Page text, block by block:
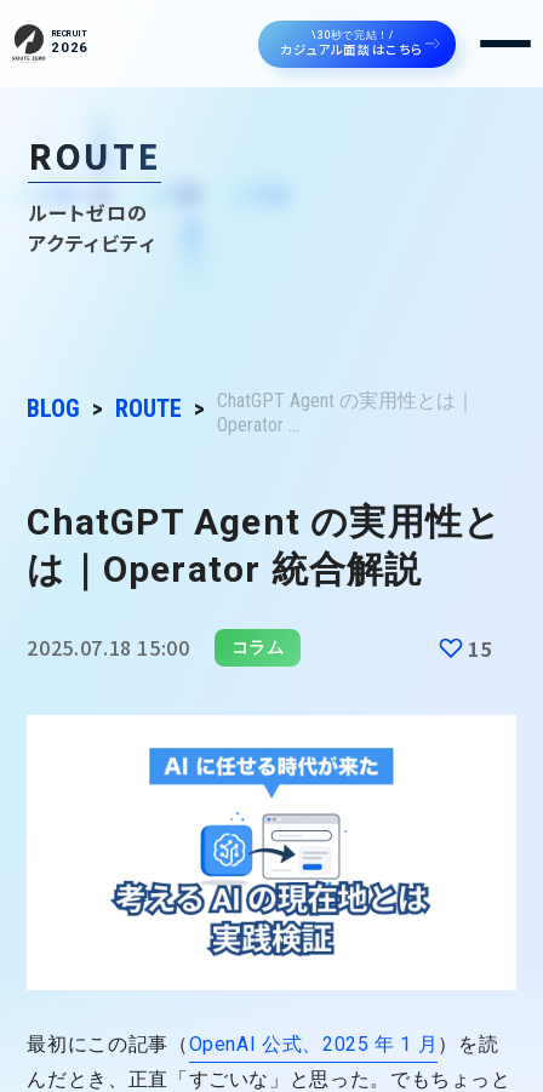
RECRUIT
2026
\30秒で完結！/
カジュアル面談はこちら
ROUTE
ルートゼロの
アクティビティ
BLOG ROUTE
ChatGPT Agent の実用性とは｜
Operator ...
ChatGPT Agent の実用性と
は｜Operator 統合解説
2025.07.18 15:00 コラム 15
最初にこの記事（OpenAI 公式、2025 年 1 月 ）を読
んだとき、正直「すごいな」と思った。でもちょっと